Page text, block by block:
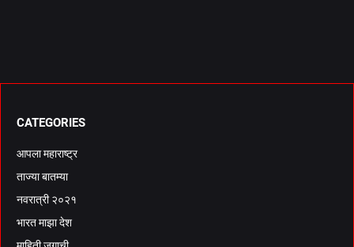
CATEGORIES
आपला महाराष्ट्र
ताज्या बातम्या
नवरात्री २०२१
भारत माझा देश